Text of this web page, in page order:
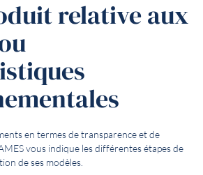
relative aux
en termes de transparence et de
vous indique les différentes étapes de
de ses modèles.